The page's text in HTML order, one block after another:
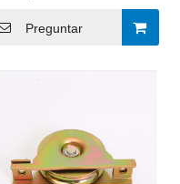
Ruedas para portones
corredizos de acero
Preguntar